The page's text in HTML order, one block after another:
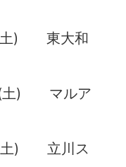
) 東大和
) マルア
) 立川ス